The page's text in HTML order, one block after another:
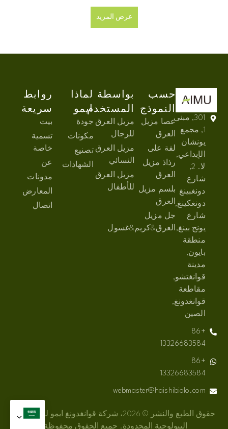
عرض المزيد
301, مبنى
1, مجمع
يونشان
الإبداعي,
لا. 2,
شارع
دونغبينغ
دونغكينغ,
شارع
يونج بينغ,
منطقة
بايون,
مدينة
قوانغتشو,
مقاطعة
قوانغدونغ,
الصين
+86
13326683584
+86
13326683584
webmaster@haishibiolo.com
حسب
النموذج
عصا مزيل
العرق
لفة على
رذاذ مزيل
العرق
بلسم مزيل
العرق
جل مزيل
العرق&كريم&غسول
بواسطة
المستخدم
مزيل العرق
للرجال
مزيل العرق
النسائي
مزيل العرق
للأطفال
لماذا
ايمو
جودة
مكونات
تصنيع
الشهادات
روابط
سريعة
بيت
تسمية
خاصة
عن
مدونات
المعارض
اتصال
حقوق الطبع والنشر © 2026، شركة قوانغدونغ ايمو للتكنولوجيا
البيولوجية المحدودة. جميع الحقوق محفوظة.